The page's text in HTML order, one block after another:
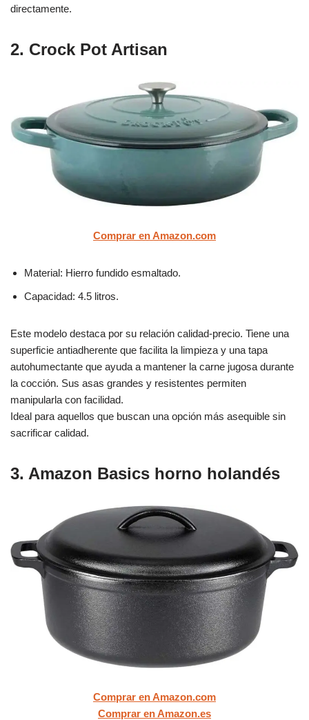
directamente.
2. Crock Pot Artisan
Comprar en Amazon.com
Material: Hierro fundido esmaltado.
Capacidad: 4.5 litros.
Este modelo destaca por su relación calidad-precio. Tiene una
superficie antiadherente que facilita la limpieza y una tapa
autohumectante que ayuda a mantener la carne jugosa durante
la cocción. Sus asas grandes y resistentes permiten
manipularla con facilidad.
Ideal para aquellos que buscan una opción más asequible sin
sacrificar calidad.
3. Amazon Basics horno holandés
Comprar en Amazon.com
Comprar en Amazon.es